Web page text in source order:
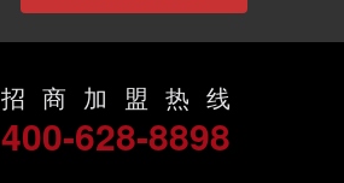
招商加盟热线
400-628-8898